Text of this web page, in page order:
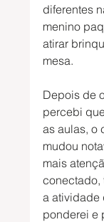
diferentes
menino
atirar
mesa.
Depois de
percebi
as aulas, o
mudou
mais
conectado,
a atividade
ponderei e